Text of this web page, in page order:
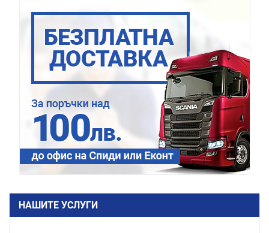
НАШИТЕ УСЛУГИ